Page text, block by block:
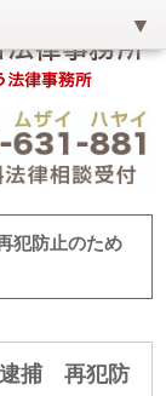
犯防止のため
逮捕 再犯防